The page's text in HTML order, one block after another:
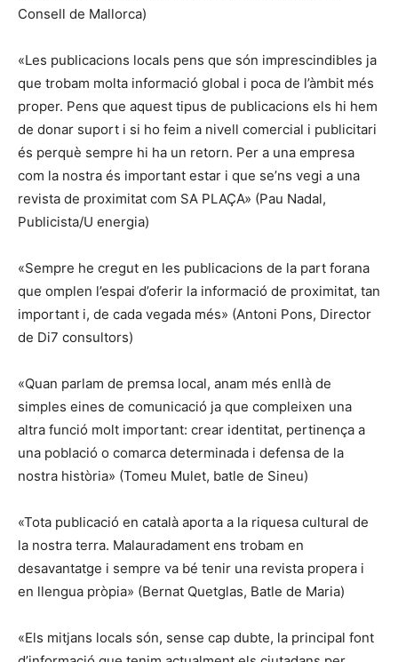
Consell de Mallorca)
«Les publicacions locals pens que són imprescindibles ja
que trobam molta informació global i poca de l’àmbit més
proper. Pens que aquest tipus de publicacions els hi hem
de donar suport i si ho feim a nivell comercial i publicitari
és perquè sempre hi ha un retorn. Per a una empresa
com la nostra és important estar i que se’ns vegi a una
revista de proximitat com SA PLAÇA» (Pau Nadal,
Publicista/U energia)
«Sempre he cregut en les publicacions de la part forana
que omplen l’espai d’oferir la informació de proximitat, tan
important i, de cada vegada més» (Antoni Pons, Director
de Di7 consultors)
«Quan parlam de premsa local, anam més enllà de
simples eines de comunicació ja que compleixen una
altra funció molt important: crear identitat, pertinença a
una població o comarca determinada i defensa de la
nostra història» (Tomeu Mulet, batle de Sineu)
«Tota publicació en català aporta a la riquesa cultural de
la nostra terra. Malauradament ens trobam en
desavantatge i sempre va bé tenir una revista propera i
en llengua pròpia» (Bernat Quetglas, Batle de Maria)
«Els mitjans locals són, sense cap dubte, la principal font